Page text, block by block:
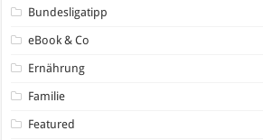
Bundesligatipp
eBook & Co
Ernährung
Familie
Featured